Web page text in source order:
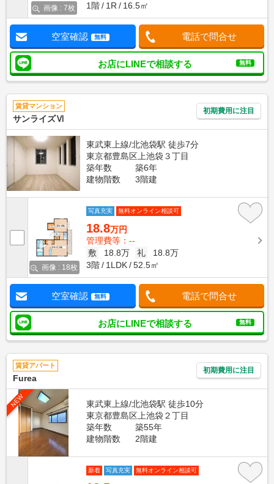
画像 : 7枚
1階
1R 16.5㎡
空室確認 無料 電話で問合せ
お店にLINEで相談する 無料
賃貸マンション
サンライズⅥ
初期費用に注目
東武東上線/北池袋駅 徒歩7分
東京都豊島区上池袋３丁目
築年数
築6年
建物階数
3階建
画像 : 18枚
写真充実 無料オンライン相談可
18.8万円
管理費等：--
敷
18.8万 礼
18.8万
3階
1LDK 52.5㎡
空室確認 無料 電話で問合せ
お店にLINEで相談する 無料
賃貸アパート
Furea
初期費用に注目
NEW
東武東上線/北池袋駅 徒歩10分
東京都豊島区上池袋２丁目
築年数
築55年
建物階数
2階建
新着 写真充実 無料オンライン相談可